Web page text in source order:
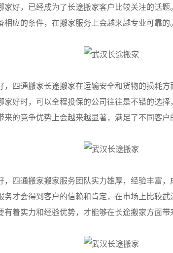
家好，已经成为了长途搬家客户比较关注的话
应的条件，在搬家服务上会越来越专业可靠的。
四通搬家长途搬家在运输安全和货物的损耗方
家好时，可以全程投保的公司往往是不错的选
的竞争优势上会越来越显著，满足了不同客户
四通搬家搬家服务团队实力雄厚，经验丰富，
务才会得到客户的信赖和肯定，在市场上比较
着实力和经验优势，才能够在长途搬家方面带